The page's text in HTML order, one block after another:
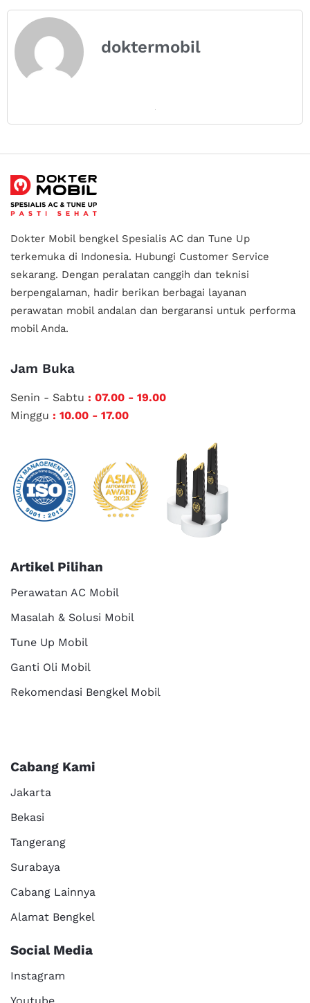
doktermobil
Dokter Mobil bengkel Spesialis AC dan Tune Up
terkemuka di Indonesia. Hubungi Customer Service
sekarang. Dengan peralatan canggih dan teknisi
berpengalaman, hadir berikan berbagai layanan
perawatan mobil andalan dan bergaransi untuk performa
mobil Anda.
Jam Buka
Senin - Sabtu : 07.00 - 19.00
Minggu : 10.00 - 17.00
Artikel Pilihan
Perawatan AC Mobil
Masalah & Solusi Mobil
Tune Up Mobil
Ganti Oli Mobil
Rekomendasi Bengkel Mobil
Cabang Kami
Jakarta
Bekasi
Tangerang
Surabaya
Cabang Lainnya
Alamat Bengkel
Social Media
Instagram